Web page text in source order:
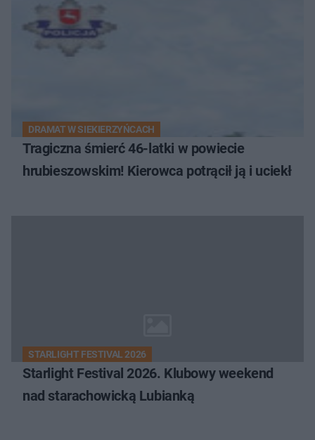
DRAMAT W SIEKIERZYŃCACH
Tragiczna śmierć 46-latki w powiecie
hrubieszowskim! Kierowca potrącił ją i uciekł
STARLIGHT FESTIVAL 2026
Starlight Festival 2026. Klubowy weekend
nad starachowicką Lubianką